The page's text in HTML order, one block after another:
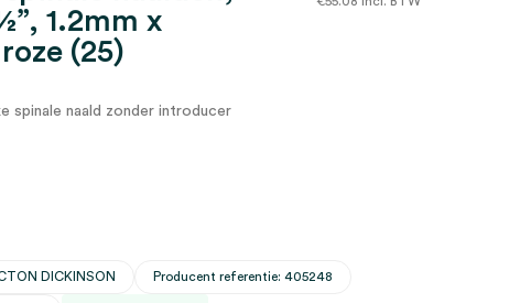
1.2mm x
(25)
spinale naald zonder introducer
DICKINSON Producent referentie: 405248